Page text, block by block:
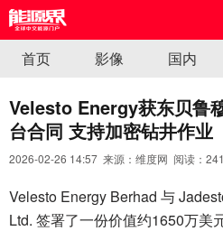
首页 影像 国内
Velesto Energy获东贝鲁
台合同 支持加密钻井作业
2026-02-26 14:57 来源：维度网 阅读：
Velesto Energy Berhad 与
Ltd. 签署了一份价值约1650万美